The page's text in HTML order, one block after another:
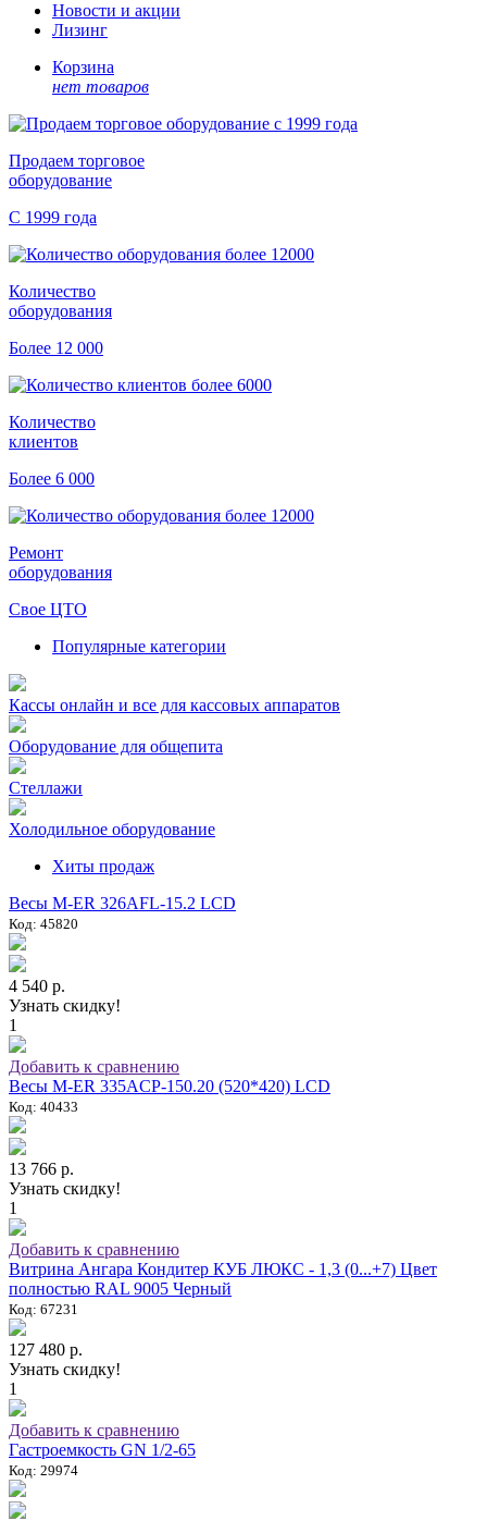
Новости и акции
Лизинг
Корзина
нет товаров
Продаем торговое
оборудование
С 1999 года
Количество
оборудования
Более 12 000
Количество
клиентов
Более 6 000
Ремонт
оборудования
Свое ЦТО
Популярные категории
Кассы онлайн и все для кассовых аппаратов
Оборудование для общепита
Стеллажи
Холодильное оборудование
Хиты продаж
Весы M-ER 326AFL-15.2 LCD
Код: 45820
4 540 р.
Узнать скидку!
1
Добавить к сравнению
Весы M-ER 335ACP-150.20 (520*420) LCD
Код: 40433
13 766 р.
Узнать скидку!
1
Добавить к сравнению
Витрина Ангара Кондитер КУБ ЛЮКС - 1,3 (0...+7) Цвет
полностью RAL 9005 Черный
Код: 67231
127 480 р.
Узнать скидку!
1
Добавить к сравнению
Гастроемкость GN 1/2-65
Код: 29974